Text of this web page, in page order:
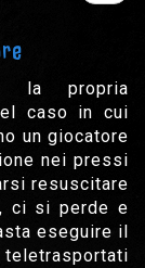
la propria
caso in cui
un giocatore
nei pressi
resuscitare
ci si perde e
eseguire il